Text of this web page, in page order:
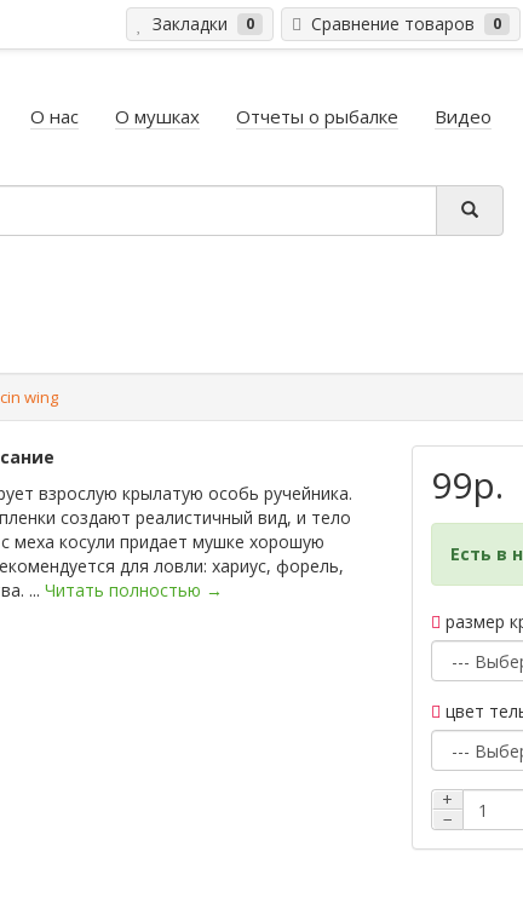
Закладки 0 Сравнение товаров 0
О нас О мушках Отчеты о рыбалке Видео
wing
взрослую крылатую особь ручейника.
создают реалистичный вид, и тело
меха косули придает мушке хорошую
для ловли: хариус, форель,
... Читать полностью →
99р.
Есть в
размер
цвет
+
−